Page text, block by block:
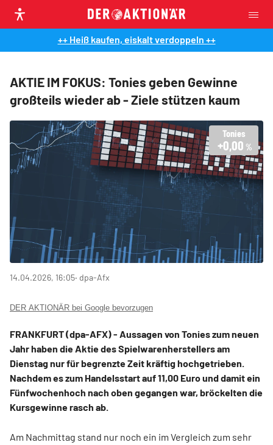
++ Heiß kaufen, eiskalt verdoppeln ++
AKTIE IM FOKUS: Tonies geben Gewinne
großteils wieder ab - Ziele stützen kaum
Tonies
+0,00 %
14.04.2026, 16:05‧ dpa-Afx
DER AKTIONÄR bei Google bevorzugen
FRANKFURT (dpa-AFX) - Aussagen von Tonieszum neuen
Jahr haben die Aktie des Spielwarenherstellers am
Dienstag nur für begrenzte Zeit kräftig hochgetrieben.
Nachdem es zum Handelsstart auf 11,00 Euro und damit ein
Fünfwochenhoch nach oben gegangen war, bröckelten die
Kursgewinne rasch ab.
Am Nachmittag stand nur noch ein im Vergleich zum sehr